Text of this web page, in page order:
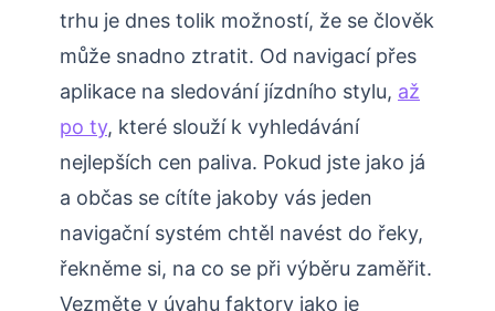
trhu je dnes tolik možností, že se člověk
může snadno ztratit. Od navigací přes
aplikace na sledování jízdního stylu, až
po ty, které slouží k vyhledávání
nejlepších cen paliva. Pokud jste jako já
a občas se cítíte jakoby vás jeden
navigační systém chtěl navést do řeky,
řekněme si, na co se při výběru zaměřit.
Vezměte v úvahu faktory jako je